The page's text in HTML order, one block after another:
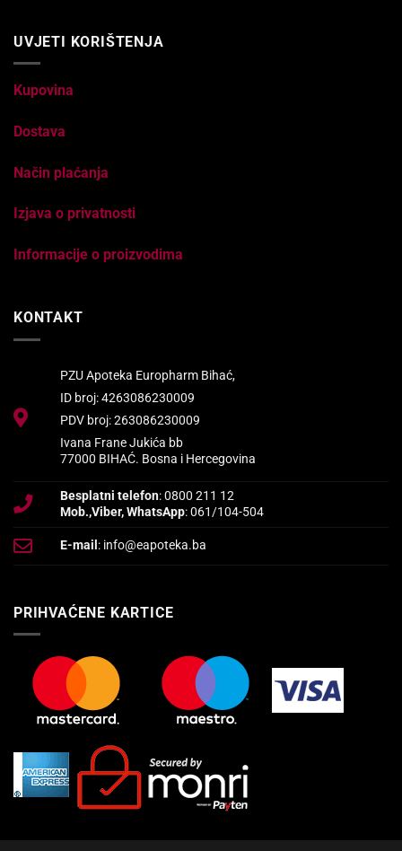
UVJETI KORIŠTENJA
Kupovina
Dostava
Način plaćanja
Izjava o privatnosti
Informacije o proizvodima
KONTAKT
PZU Apoteka Europharm Bihać,
ID broj: 4263086230009
PDV broj: 263086230009
Ivana Frane Jukića bb
77000 BIHAĆ. Bosna i Hercegovina
Besplatni telefon: 0800 211 12
Mob.,Viber, WhatsApp: 061/104-504
E-mail : info@eapoteka.ba
PRIHVAĆENE KARTICE